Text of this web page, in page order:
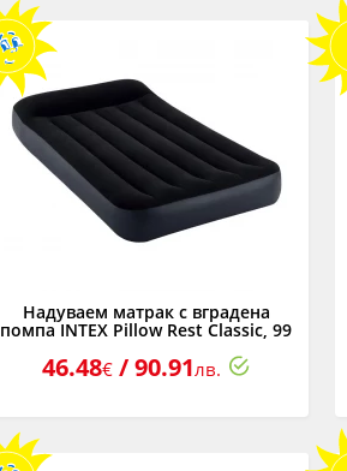
Надуваем матрак с вградена
помпа INTEX Pillow Rest Classic, 99
46.48€ / 90.91лв.